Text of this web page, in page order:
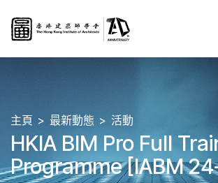
主頁 最新動態 活動
HKIA BIM Pro Full
Programme [IABM